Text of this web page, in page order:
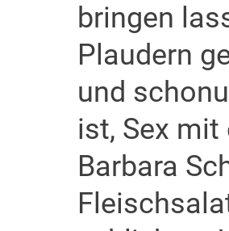
bringen
Plaudern
und
ist, Sex
Barbara